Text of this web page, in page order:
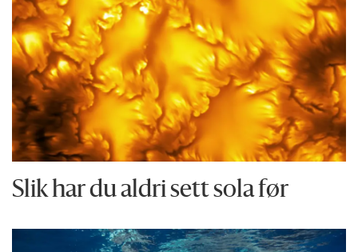
Slik har du aldri sett sola før